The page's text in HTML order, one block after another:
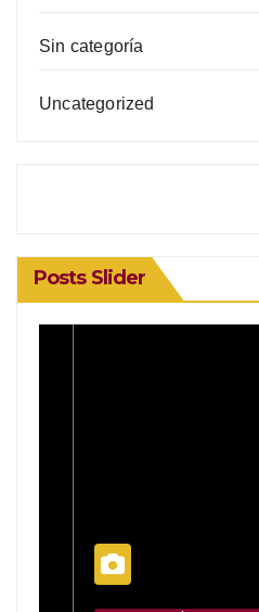
Sin categoría
Uncategorized
Posts Slider